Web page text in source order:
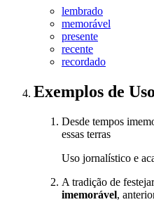
lembrado
memorável
presente
recente
recordado
Exemplos de Uso
Desde tempos
essas terras
Uso jornalístico e
A tradição de
imemorável,